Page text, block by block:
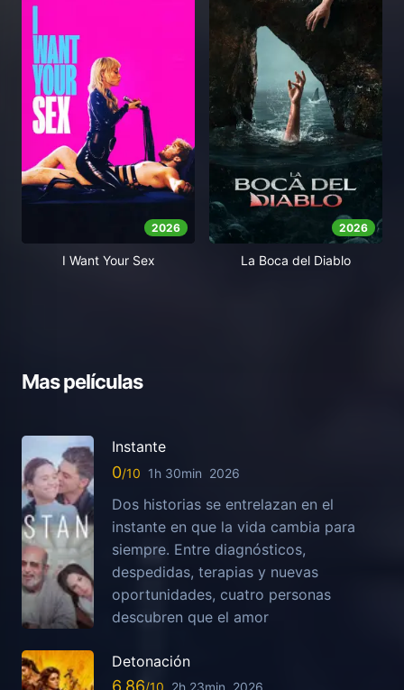
2026
I Want Your Sex
2026
La Boca del Diablo
Mas películas
Instante
0 1h 30min 2026
Dos historias se entrelazan en el
instante en que la vida cambia para
siempre. Entre diagnósticos,
despedidas, terapias y nuevas
oportunidades, cuatro personas
descubren que el amor
Detonación
6.86